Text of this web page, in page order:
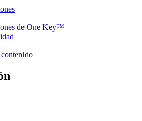
de One Key™